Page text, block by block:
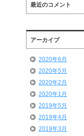
最近のコメント
アーカイブ
2020年6月
2020年5月
2020年2月
2020年1月
2019年5月
2019年4月
2019年3月